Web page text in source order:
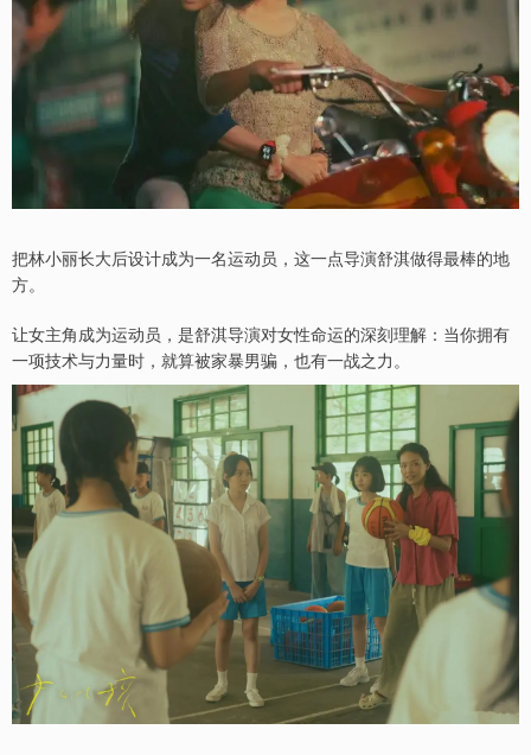
把林小丽长大后设计成为一名运动员，这一点导演舒淇做得最棒的地
方。
让女主角成为运动员，是舒淇导演对女性命运的深刻理解：当你拥有
一项技术与力量时，就算被家暴男骗，也有一战之力。